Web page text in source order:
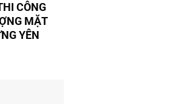
CÔNG
MẶT
YÊN